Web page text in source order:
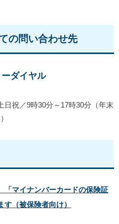
の問い合わせ先
ダイヤル
日祝／9時30分～17時30分（年末
マイナンバーカードの保険証
（被保険者向け）